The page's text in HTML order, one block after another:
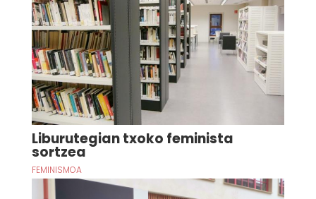
Liburutegian txoko feminista
sortzea
FEMINISMOA